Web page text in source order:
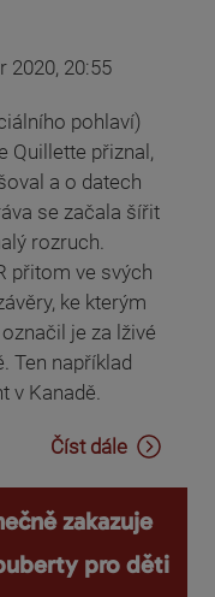
2020, 20:55
pohlaví)
Quillette přiznal,
a o datech
se začala šířit
rozruch.
přitom ve svých
ke kterým
je za lživé
Ten například
v Kanadě.
Číst dále
zakazuje
pro děti